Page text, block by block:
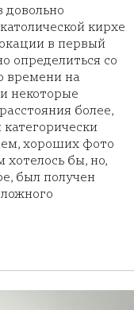
довольно
кирхе
в первый
определиться со
времени на
некоторые
более,
хороших фото
хотелось бы, но,
был получен